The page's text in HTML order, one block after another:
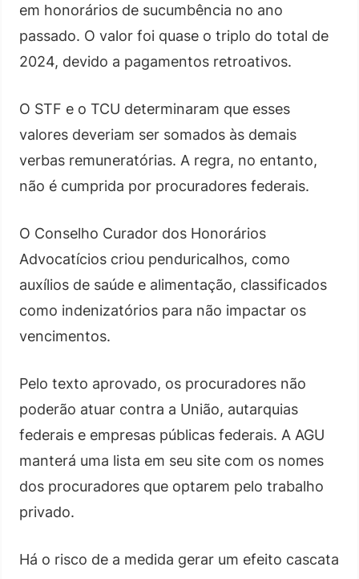
em honorários de sucumbência no ano
passado. O valor foi quase o triplo do total de
2024, devido a pagamentos retroativos.
O STF e o TCU determinaram que esses
valores deveriam ser somados às demais
verbas remuneratórias. A regra, no entanto,
não é cumprida por procuradores federais.
O Conselho Curador dos Honorários
Advocatícios criou penduricalhos, como
auxílios de saúde e alimentação, classificados
como indenizatórios para não impactar os
vencimentos.
Pelo texto aprovado, os procuradores não
poderão atuar contra a União, autarquias
federais e empresas públicas federais. A AGU
manterá uma lista em seu site com os nomes
dos procuradores que optarem pelo trabalho
privado.
Há o risco de a medida gerar um efeito cascata